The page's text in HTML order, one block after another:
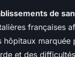
de
françaises
hôpitaux marquée
et des